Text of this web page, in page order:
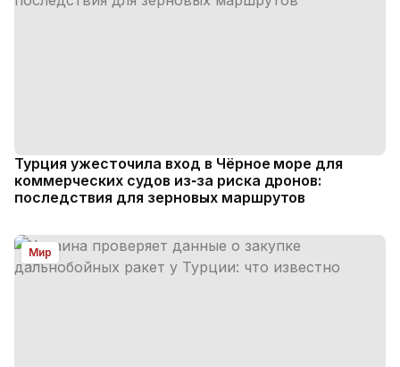
Турция ужесточила вход в Чёрное море для
коммерческих судов из‑за риска дронов:
последствия для зерновых маршрутов
Мир